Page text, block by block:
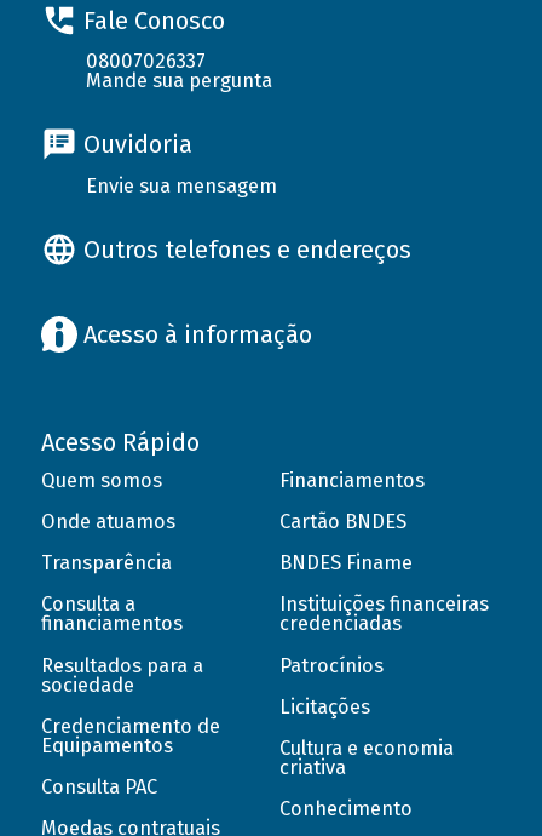
Fale Conosco
08007026337
Mande sua pergunta
Ouvidoria
Envie sua mensagem
Outros telefones e endereços
Acesso à informação
Acesso Rápido
Quem somos
Onde atuamos
Transparência
Consulta a
financiamentos
Resultados para a
sociedade
Credenciamento de
Equipamentos
Consulta PAC
Moedas contratuais
Financiamentos
Cartão BNDES
BNDES Finame
Instituições financeiras
credenciadas
Patrocínios
Licitações
Cultura e economia
criativa
Conhecimento